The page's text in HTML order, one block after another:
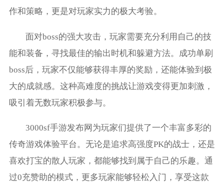
作和策略，更是对玩家实力的极大考验。
面对boss的强大攻击，玩家需要充分利用自己的技
能和装备，寻找最佳的输出时机和躲避方法。成功单刷
boss后，玩家不仅能够获得丰厚的奖励，还能体验到极
大的成就感。这种高难度的挑战让游戏变得更加刺激，
吸引着无数玩家积极参与。
3000sf手游发布网为玩家们提供了一个丰富多彩的
传奇游戏体验平台。无论是追求高强度PK的战士，还是
喜欢打宝的散人玩家，都能够找到属于自己的乐趣。通
过0充赞助的模式，更多玩家能够轻松入门，享受这款